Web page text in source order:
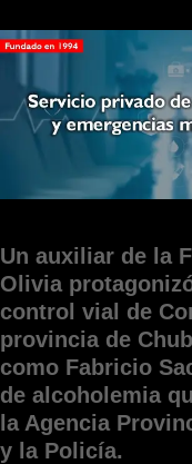
Un auxiliar de la
Olivia
control vial de
provincia de
como Fabricio
de alcoholemia
la Agencia
y la Policía.